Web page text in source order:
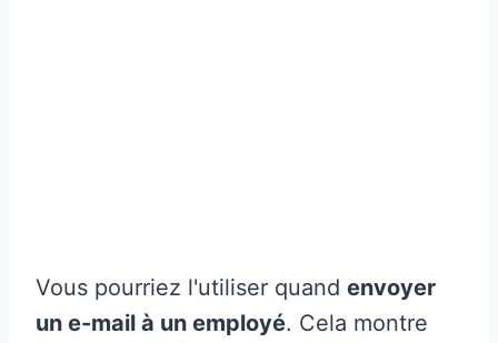
Vous pourriez l'utiliser quand envoyer
un e-mail à un employé. Cela montre